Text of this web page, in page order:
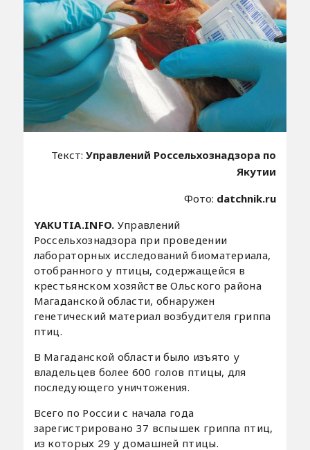
Текст:Управлений Россельхознадзора по
Якутии
Фото: datchnik.ru
YAKUTIA.INFO. Управлений
Россельхознадзора при проведении
лабораторных исследований биоматериала,
отобранного у птицы, содержащейся в
крестьянском хозяйстве Ольского района
Магаданской области, обнаружен
генетический материал возбудителя гриппа
птиц.
В Магаданской области было изъято у
владельцев более 600 голов птицы, для
последующего уничтожения.
Всего по России с начала года
зарегистрировано 37 вспышек гриппа птиц,
из которых 29 у домашней птицы.